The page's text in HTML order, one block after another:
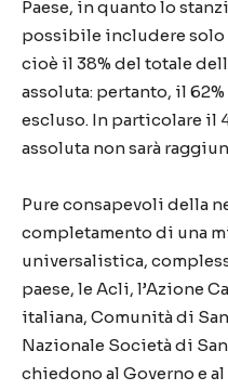
Paese, in quanto lo
possibile includere
cioè il 38% del totale
assoluta: pertanto, il
escluso. In particolare il
assoluta non sarà
Pure consapevoli della
completamento di una
universalistica,
paese, le Acli, l’Azione
italiana, Comunità di
Nazionale Società di
chiedono al Governo e